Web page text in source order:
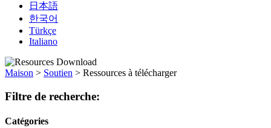
日本語
한국어
Türkçe
Italiano
Maison > Soutien > Ressources à télécharger
Filtre de recherche:
Catégories